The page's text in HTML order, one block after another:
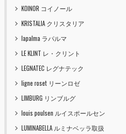
KOINOR コイノール
KRISTALIA クリスタリア
lapalma ラパルマ
LE KLINT レ・クリント
LEGNATEC レグナテック
ligne roset リーンロゼ
LIMBURG リンブルグ
louis poulsen ルイスポールセン
LUMINABELLA ルミナベッラ取扱